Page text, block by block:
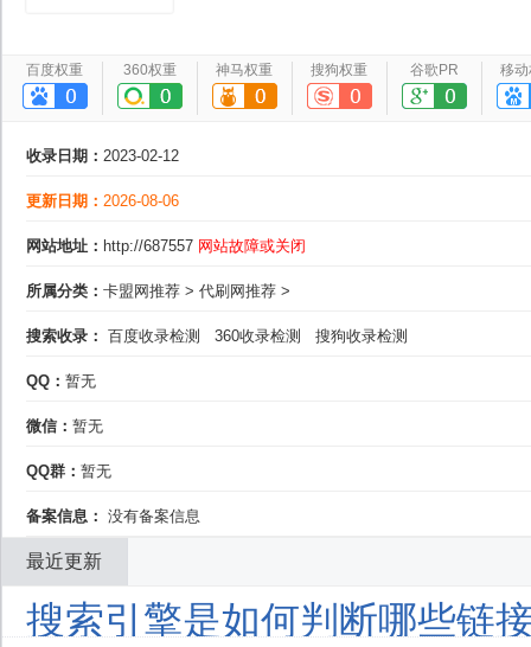
百度权重 360权重 神马权重 搜狗权重 谷歌PR 移
收录日期： 2023-02-12
更新日期： 2026-08-06
网站地址： http://687557 网站故障或关闭
所属分类： 卡盟网推荐 > 代刷网推荐 >
搜索收录： 百度收录检测 360收录检测 搜狗收录检测
QQ： 暂无
微信： 暂无
QQ群： 暂无
备案信息： 没有备案信息
最近更新
搜索引擎是如何判断哪些链